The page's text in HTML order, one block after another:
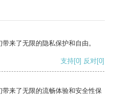
来了无限的隐私保护和自由。
支持[0] 反对[0]
来了无限的流畅体验和安全性保